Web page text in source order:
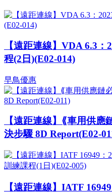
【遠距連線】VDA 6.3
程(2日)(E02-014)
早鳥優惠
【遠距連線】⟪車用供
決步驟 8D Report(E02-
【遠距連線】IATF